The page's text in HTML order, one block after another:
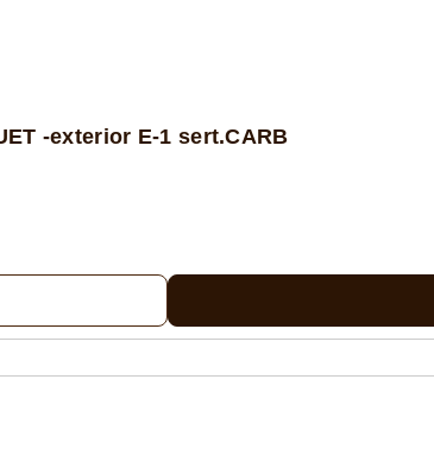
-exterior E-1 sert.CARB